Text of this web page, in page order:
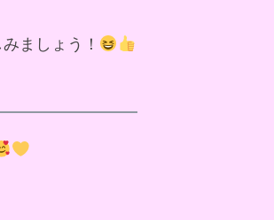
ましょう！